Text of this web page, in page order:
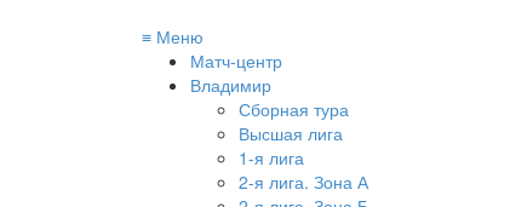
≡ Меню
Матч-центр
Владимир
Сборная тура
Высшая лига
1-я лига
2-я лига. Зона А